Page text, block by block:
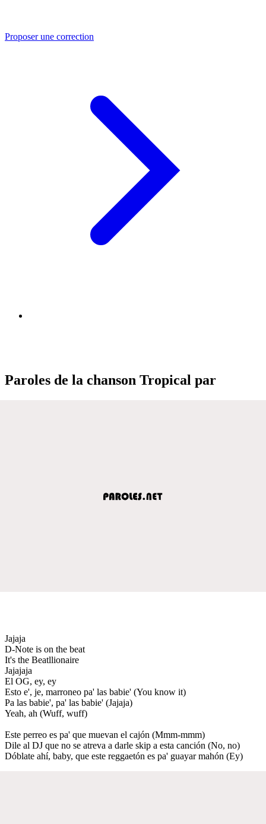
Proposer une correction
Paroles de la chanson Tropical par
Jajaja
D-Note is on the beat
It's the Beatllionaire
Jajajaja
El OG, ey, ey
Esto e', je, marroneo pa' las babie' (You know it)
Pa las babie', pa' las babie' (Jajaja)
Yeah, ah (Wuff, wuff)
Este perreo es pa' que muevan el cajón (Mmm-mmm)
Dile al DJ que no se atreva a darle skip a esta canción (No, no)
Dóblate ahí, baby, que este reggaetón es pa' guayar mahón (Ey)